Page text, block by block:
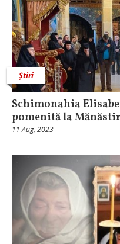
Știri
Schimonahia
pomenită la
11 Aug, 2023